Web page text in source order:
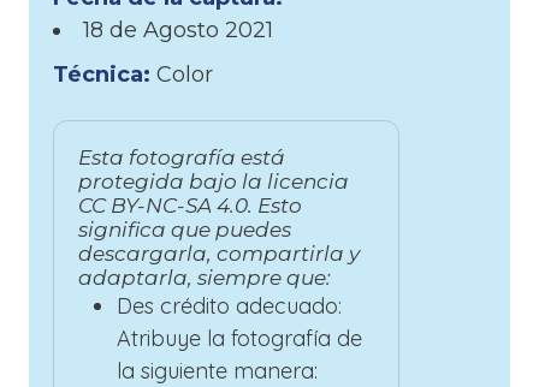
18 de Agosto 2021
Técnica: Color
Esta fotografía está
protegida bajo la licencia
CC BY-NC-SA 4.0. Esto
significa que puedes
descargarla, compartirla y
adaptarla, siempre que:
Des crédito adecuado:
Atribuye la fotografía de
la siguiente manera: